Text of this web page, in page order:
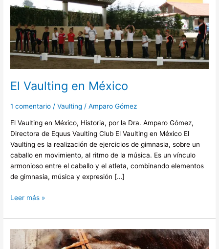
El Vaulting en México
1 comentario /Vaulting /Amparo Gómez
El Vaulting en México, Historia, por la Dra. Amparo Gómez,
Directora de Equus Vaulting Club El Vaulting en México El
Vaulting es la realización de ejercicios de gimnasia, sobre un
caballo en movimiento, al ritmo de la música. Es un vínculo
armonioso entre el caballo y el atleta, combinando elementos
de gimnasia, música y expresión […]
Vaulting
en
México
Leer más »
Castración
en